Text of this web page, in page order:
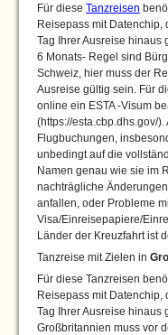
Für diese Tanzreisen
Reisepass mit Datenchip,
Tag Ihrer Ausreise hinaus
6 Monats- Regel sind
Schweiz, hier muss der
Ausreise gültig sein. Für
online ein ESTA -Visum
(https://esta.cbp.dhs.gov/
Flugbuchungen,
unbedingt auf die
Namen genau wie sie im
nachträgliche
anfallen, oder Probleme
Visa/Einreisepapiere/
Länder der Kreuzfahrt ist
Tanzreise mit Zielen in
Für diese Tanzreisen
Reisepass mit Datenchip,
Tag Ihrer Ausreise hinaus
Großbritannien muss vor